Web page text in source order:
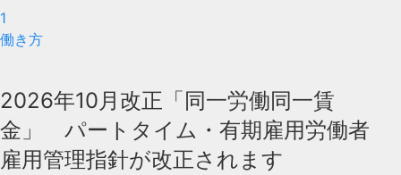
1
働き方
2026年10月改正「同一労働同一賃
金」 パートタイム・有期雇用労働者
雇用管理指針が改正されます